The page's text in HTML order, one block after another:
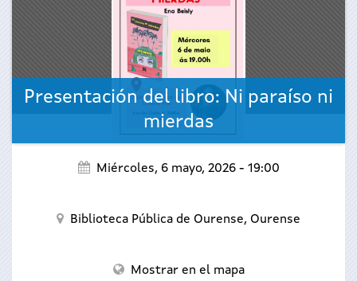
Presentación del libro: Ni paraíso ni
mierdas
Miércoles, 6 mayo, 2026 - 19:00
Biblioteca Pública de Ourense, Ourense
Mostrar en el mapa